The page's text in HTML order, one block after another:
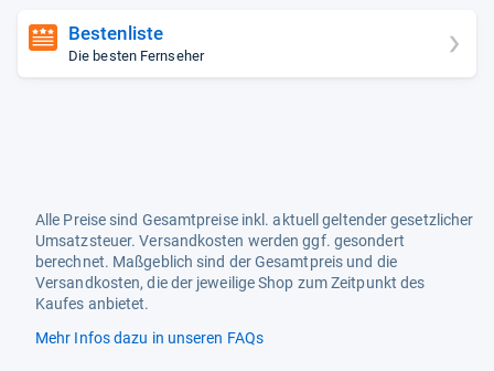
Bestenliste
Die besten Fernseher
Alle Preise sind Gesamtpreise inkl. aktuell geltender gesetzlicher
Umsatzsteuer. Versandkosten werden ggf. gesondert
berechnet. Maßgeblich sind der Gesamtpreis und die
Versandkosten, die der jeweilige Shop zum Zeitpunkt des
Kaufes anbietet.
Mehr Infos dazu in unseren FAQs